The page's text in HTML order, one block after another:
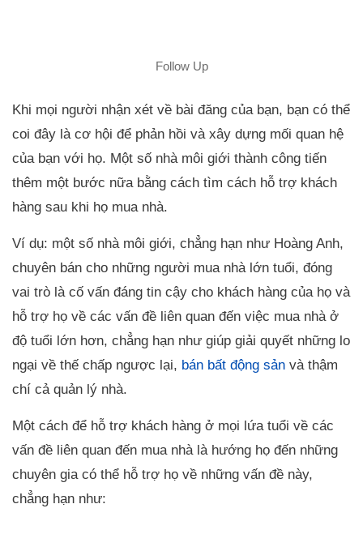
Follow Up
Khi mọi người nhận xét về bài đăng của bạn, bạn có thể
coi đây là cơ hội để phản hồi và xây dựng mối quan hệ
của bạn với họ. Một số nhà môi giới thành công tiến
thêm một bước nữa bằng cách tìm cách hỗ trợ khách
hàng sau khi họ mua nhà.
Ví dụ: một số nhà môi giới, chẳng hạn như Hoàng Anh,
chuyên bán cho những người mua nhà lớn tuổi, đóng
vai trò là cố vấn đáng tin cậy cho khách hàng của họ và
hỗ trợ họ về các vấn đề liên quan đến việc mua nhà ở
độ tuổi lớn hơn, chẳng hạn như giúp giải quyết những lo
ngại về thế chấp ngược lại, bán bất động sản và thậm
chí cả quản lý nhà.
Một cách để hỗ trợ khách hàng ở mọi lứa tuổi về các
vấn đề liên quan đến mua nhà là hướng họ đến những
chuyên gia có thể hỗ trợ họ về những vấn đề này,
chẳng hạn như: